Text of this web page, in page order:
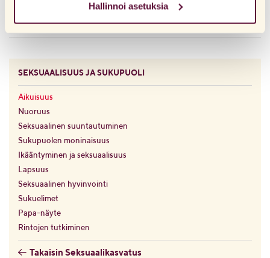
verkkosivuillamme aiemmin ja hyväksynyt evästeiden
käytön, voit aina poistaa ne siirtymällä selaimesi
tietosuoja-asetuksiin.
Hallinnoi asetuksia
SEKSUAALISUUS JA SUKUPUOLI
Aikuisuus
Nuoruus
Seksuaalinen suuntautuminen​
Sukupuolen moninaisuus
Ikääntyminen ja seksuaalisuus
Lapsuus
Seksuaalinen hyvinvointi
Sukuelimet
Papa-näyte
Rintojen tutkiminen
Takaisin Seksuaalikasvatus